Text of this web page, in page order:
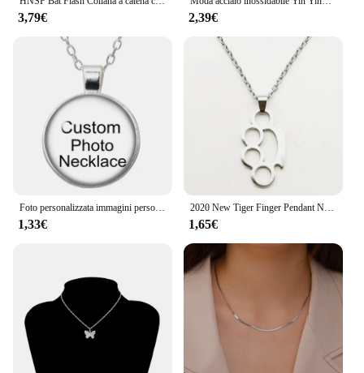
3,79€ 2,39€
Foto personalizzata immagini personalizzate collana con ciondolo cabochon in vetro colore argento/bronzo/ciondolo in cristallo catene da 60cm
1,33€
2020 New Tiger Finger Pendant Necklace Fashion Jewelry Retro Texture maglione catena collana pendente gioielli
1,65€